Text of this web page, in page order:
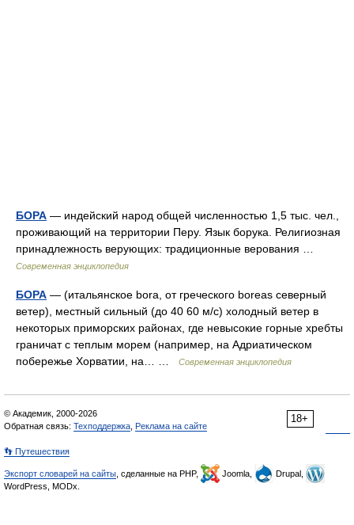
БОРА — индейский народ общей численностью 1,5 тыс. чел.,
проживающий на территории Перу. Язык борука. Религиозная
принадлежность верующих: традиционные верования …
Современная энциклопедия
БОРА — (итальянское bora, от греческого boreas северный
ветер), местный сильный (до 40 60 м/с) холодный ветер в
некоторых приморских районах, где невысокие горные хребты
граничат с теплым морем (например, на Адриатическом
побережье Хорватии, на… …
Современная энциклопедия
18+
© Академик, 2000-2026
Обратная связь: Техподдержка Реклама на сайте
👣 Путешествия
Экспорт словарей на сайты , сделанные на PHP, Joomla,
Drupal,
WordPress, MODx.